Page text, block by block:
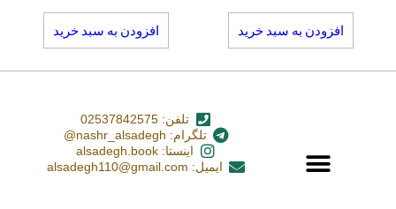
افزودن به سبد خرید افزودن به سبد خرید
تلفن: 02537842575
تلگرام: nashr_alsadegh@
اینستا: alsadegh.book
ایمیل: alsadegh110@gmail.com